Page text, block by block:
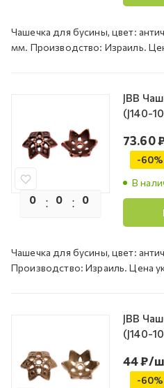
Чашечка для бусины, цвет:
мм. Производство: Израиль.
0 0 0
JBB
(J140-
В
73.60
-60%
Чашечка для бусины, цвет:
Производство: Израиль. Цена
JBB
(J140-
44₽/
-60%